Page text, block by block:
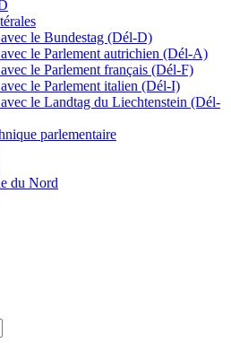
le Bundestag (Dél-D)
le Parlement autrichien (Dél-A)
le Parlement français (Dél-F)
le Parlement italien (Dél-I)
le Landtag du Liechtenstein (Dél-
parlementaire
du Nord